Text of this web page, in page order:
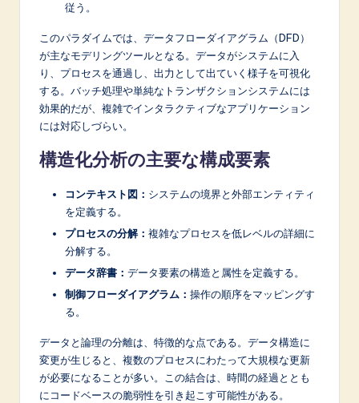
ti
o
従う。
このパラダイムでは、データフローダイアグラム（DFD）
が主なモデリングツールとなる。データがシステムに入
り、プロセスを通過し、出力として出ていく様子を可視化
する。バッチ処理や単純なトランザクションシステムには
効果的だが、複雑でインタラクティブなアプリケーション
には対応しづらい。
構造化分析の主要な構成要素
コンテキスト図： システムの境界と外部エンティティ
を定義する。
プロセスの分解： 複雑なプロセスを低レベルの詳細に
分解する。
データ辞書： データ要素の構造と属性を定義する。
制御フローダイアグラム： 操作の順序をマッピングす
る。
データと論理の分離は、特徴的な点である。データ構造に
変更が生じると、複数のプロセスにわたって大規模な更新
が必要になることが多い。この結合は、時間の経過ととも
にコードベースの脆弱性を引き起こす可能性がある。